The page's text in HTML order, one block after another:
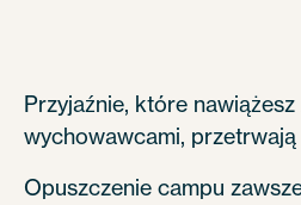
Przyjaźnie, które nawiążesz
wychowawcami, przetrwają
Opuszczenie campu